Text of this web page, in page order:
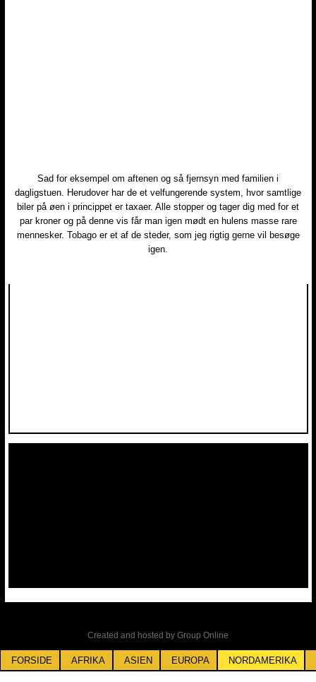
Sad for eksempel om aftenen og så fjernsyn med familien i
dagligstuen. Herudover har de et velfungerende system, hvor samtlige
biler på øen i princippet er taxaer. Alle stopper og tager dig med for et
par kroner og på denne vis får man igen mødt en hulens masse rare
mennesker. Tobago er et af de steder, som jeg rigtig gerne vil besøge
igen.
Created and hosted by Group Online
FORSIDE AFRIKA ASIEN EUROPA NORDAMERIKA